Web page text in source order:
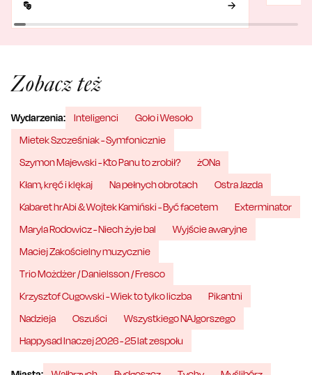
Zobacz też
Wydarzenia: Inteligenci
Goło i Wesoło
Mietek Szcześniak - Symfonicznie
Szymon Majewski - Kto Panu to zrobił?
żONa
Kłam, kręć i klękaj
Na pełnych obrotach
Ostra Jazda
Kabaret hrAbi & Wojtek Kamiński - Być facetem
Exterminator
Maryla Rodowicz - Niech żyje bal
Wyjście awaryjne
Maciej Zakościelny muzycznie
Trio Możdżer / Danielsson / Fresco
Krzysztof Cugowski - Wiek to tylko liczba
Pikantni
Nadzieja
Oszuści
Wszystkiego NAJgorszego
Happysad Inaczej 2026 - 25 lat zespołu